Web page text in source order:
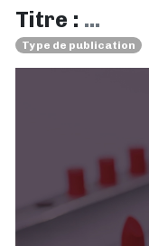
Titre : ...
Type de publication